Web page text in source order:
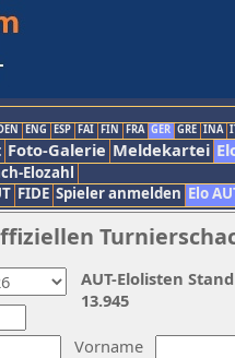
ENG ESP FAI FIN FRA GER GRE INA
Foto-Galerie Meldekartei
Elozahl
FIDE Spieler anmelden Elo
Vorname
AUT-Elolisten
13.945